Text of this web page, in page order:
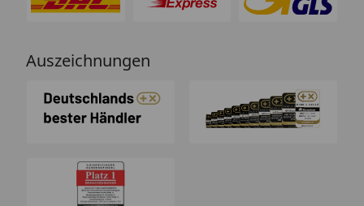
Auszeichnungen